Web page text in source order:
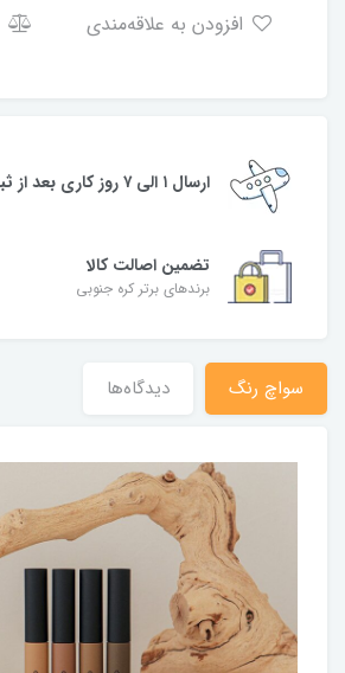
ارسال ۱ الی ۷ روز کاری بعد از ثبت سفارش
تضمین اصالت کالا
برندهای برتر کره جنوبی
سواچ رنگ دیدگاه‌ها